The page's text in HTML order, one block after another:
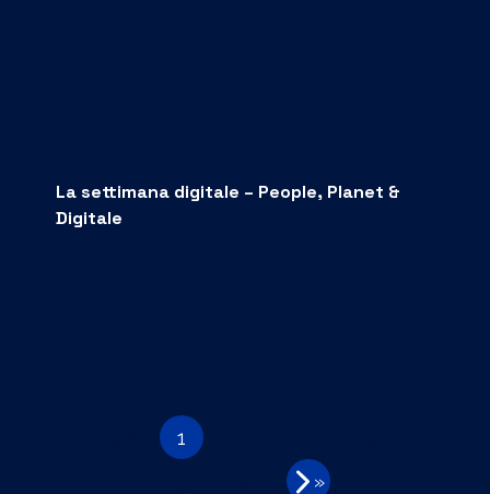
La settimana digitale – People, Planet &
Digitale
1
»